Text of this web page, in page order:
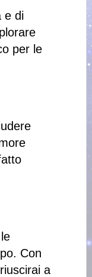
e di
per le
Con
a